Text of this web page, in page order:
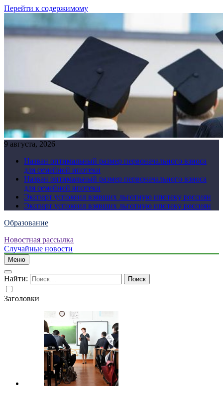
Перейти к содержимому
9 августа, 2026
Назван оптимальный размер первоначального взноса
для семейной ипотеки
Назван оптимальный размер первоначального взноса
для семейной ипотеки
Эксперт успокоил взявших льготную ипотеку россиян
Эксперт успокоил взявших льготную ипотеку россиян
Образование
Новостная рассылка
Случайные новости
Меню
Найти:
Заголовки